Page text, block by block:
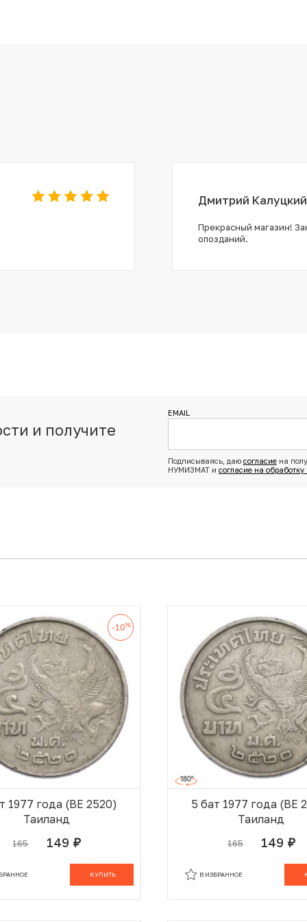
Дмитрий Калуцкий
Прекрасный магазин!
опозданий.
и получите
EMAIL
Подписываясь, даю согласиена
НУМИЗМАТ и согласие на
-10%
1977 года (BE 2520)
Таиланд
165 149 руб.
КУПИТЬ
5 бат 1977 года (BE
Таиланд
165 149 руб.
В ИЗБРАННОЕ